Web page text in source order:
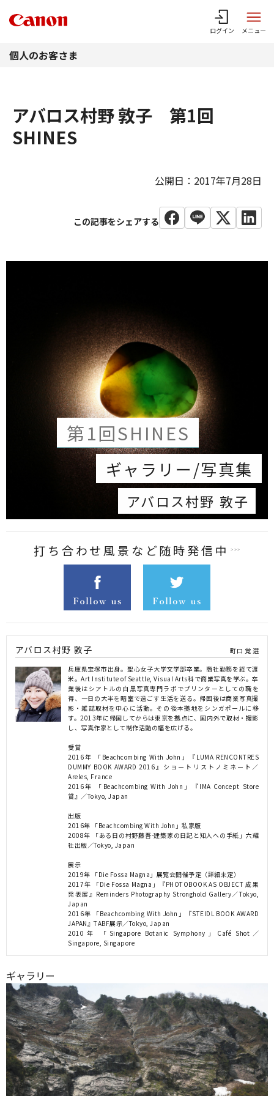
ログイン メニュー
個人のお客さま
アバロス村野 敦子 第1回
SHINES
公開日：2017年7月28日
第1回SHINES
ギャラリー/写真集
アバロス村野 敦子
打ち合わせ風景など随時発信中
アバロス村野 敦子
町口 覚 選
兵庫県宝塚市出身。聖心女子大学文学部卒業。商社勤務を経て渡
米。Art Institute of Seattle, Visual Arts科で商業写真を学ぶ。卒
業後はシアトルの白黒写真専門ラボでプリンターとしての職を
得、一日の大半を暗室で過ごす生活を送る。帰国後は商業写真撮
影・雑誌取材を中心に活動。その後本拠地をシンガポールに移
す。2013年に帰国してからは東京を拠点に、国内外で取材・撮影
し、写真作家として制作活動の幅を広げる。
受賞
2016年 「Beachcombing With John」『LUMA RENCONTRES
DUMMY BOOK AWARD 2016』ショートリストノミネート／
Areles, France
2016年 「Beachcombing With John」『IMA Concept Store
賞』／Tokyo, Japan
出版
2016年 「Beachcombing With John」私家版
2008年 「ある日の村野藤吾-建築家の日記と知人への手紙」六耀
社出版／Tokyo, Japan
展示
2019年 「Die Fossa Magna」展覧会開催予定（詳細未定）
2017年 「Die Fossa Magna」『PHOTOBOOK AS OBJECT 成果
発表展』Reminders Photography Stronghold Gallery／Tokyo,
Japan
2016年 「Beachcombing With John」『STEIDL BOOK AWARD
JAPAN』TABF展示／Tokyo, Japan
2010年 「Singapore Botanic Symphony」Café Shot／
Singapore, Singapore
ギャラリー